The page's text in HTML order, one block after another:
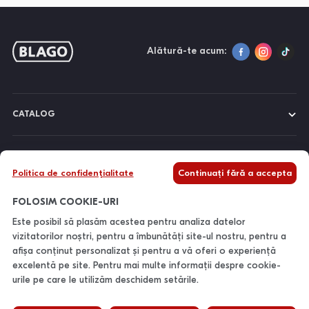
Alătură-te acum:
CATALOG
INFORMAȚII
CONTACTE
Politica de confidențialitate Continuați fără a accepta
FOLOSIM COOKIE-URI
Este posibil să plasăm acestea pentru analiza datelor
vizitatorilor noștri, pentru a îmbunătăți site-ul nostru, pentru a
afișa conținut personalizat și pentru a vă oferi o experiență
excelentă pe site. Pentru mai multe informații despre cookie-
urile pe care le utilizăm deschidem setările.